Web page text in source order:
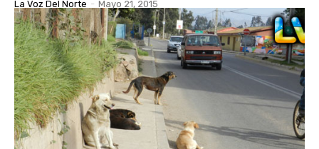
La Voz Del Norte - Mayo 21, 2015